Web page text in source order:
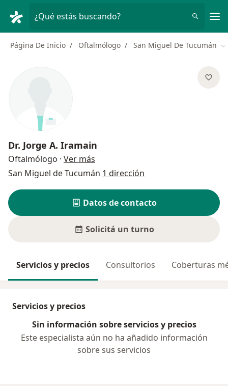
¿Qué estás buscando?
Página De Inicio Oftalmólogo San Miguel De Tucumán
Dr. Jorge A. Iramain
Oftalmólogo · Ver más
San Miguel de Tucumán 1 dirección
Datos de contacto
Solicitá un turno
Servicios y precios Consultorios Coberturas
Servicios y precios
Sin información sobre servicios y precios
Este especialista aún no ha añadido información
sobre sus servicios